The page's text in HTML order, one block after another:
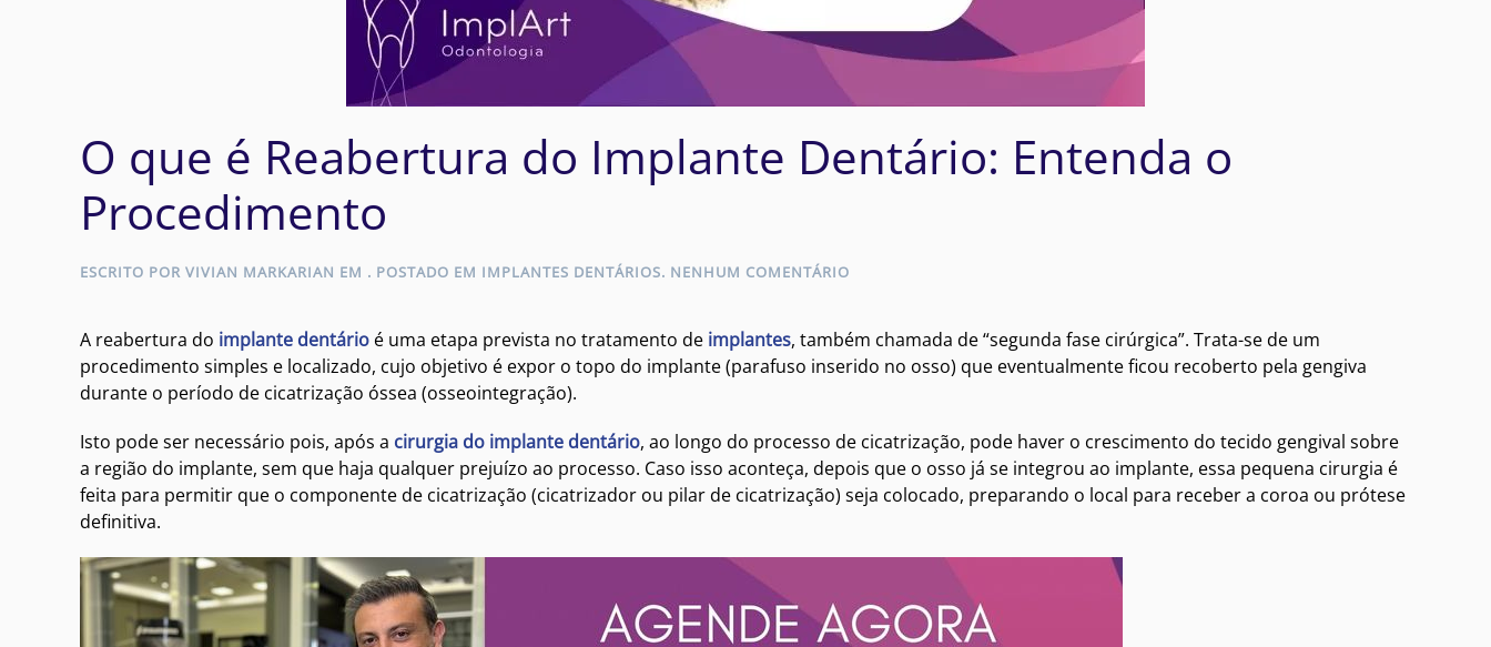
O que é Reabertura do Implante Dentário: Entenda o
Procedimento
ESCRITO POR VIVIAN MARKARIAN EM . POSTADO EM IMPLANTES DENTÁRIOS. NENHUM COMENTÁRIO
É
REABERTURA
DO
ENTENDA
O
PROCEDIMENTO
A reabertura do implante dentário é uma etapa prevista no tratamento de implantes, também chamada de “segunda fase cirúrgica”. Trata-se de um
procedimento simples e localizado, cujo objetivo é expor o topo do implante (parafuso inserido no osso) que eventualmente ficou recoberto pela gengiva
durante o período de cicatrização óssea (osseointegração).
Isto pode ser necessário pois, após a cirurgia do implante dentário, ao longo do processo de cicatrização, pode haver o crescimento do tecido gengival sobre
a região do implante, sem que haja qualquer prejuízo ao processo. Caso isso aconteça, depois que o osso já se integrou ao implante, essa pequena cirurgia é
feita para permitir que o componente de cicatrização (cicatrizador ou pilar de cicatrização) seja colocado, preparando o local para receber a coroa ou prótese
definitiva.